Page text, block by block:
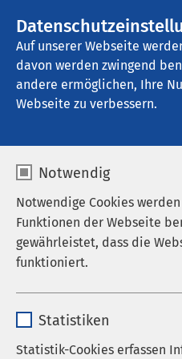
Auf unserer Webseite
davon werden zwingend
andere ermöglichen, Ihre
Webseite zu verbessern.
Notwendig
Notwendige Cookies
Funktionen der Webseite
gewährleistet, dass die
funktioniert.
Anbieter sgalinski
Statistiken
Statistik-Cookies erfassen
AMEOS Poliklinikum Eggesin
AMEOS